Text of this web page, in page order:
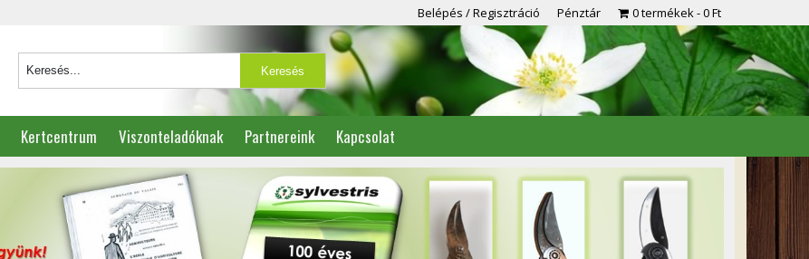
Belépés / Regisztráció Pénztár 0 termékek 0 Ft
Kertcentrum Viszonteladóknak Partnereink Kapcsolat